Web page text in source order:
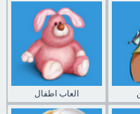
العاب اطفال